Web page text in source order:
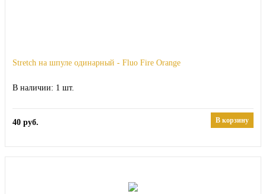
Stretch на шпуле одинарный - Fluo Fire Orange
1
40 руб. В корзину